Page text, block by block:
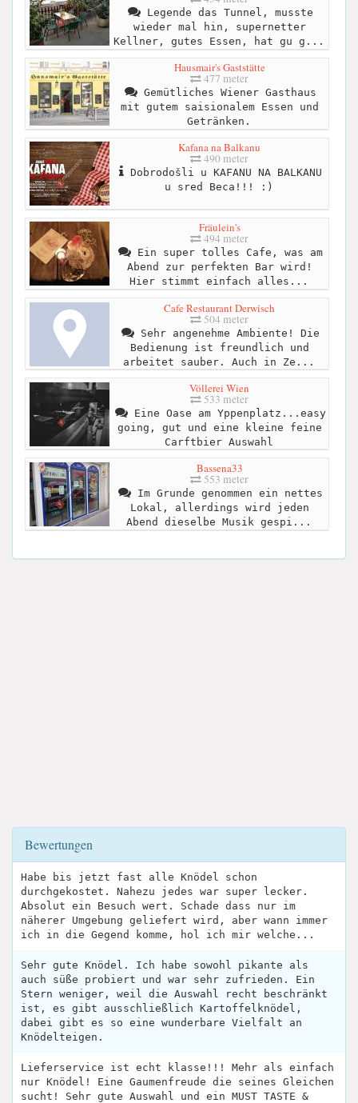
Legende das Tunnel, musste
wieder mal hin, supernetter
Kellner, gutes Essen, hat gu g...
Hausmair's Gaststätte
477 meter
Gemütliches Wiener Gasthaus
mit gutem saisionalem Essen und
Getränken.
Kafana na Balkanu
490 meter
Dobrodošli u KAFANU NA BALKANU
u sred Beca!!! :)
Fräulein's
494 meter
Ein super tolles Cafe, was am
Abend zur perfekten Bar wird!
Hier stimmt einfach alles...
Cafe Restaurant Derwisch
504 meter
Sehr angenehme Ambiente! Die
Bedienung ist freundlich und
arbeitet sauber. Auch in Ze...
Völlerei Wien
533 meter
Eine Oase am Yppenplatz...easy
going, gut und eine kleine feine
Carftbier Auswahl
Bassena33
553 meter
Im Grunde genommen ein nettes
Lokal, allerdings wird jeden
Abend dieselbe Musik gespi...
Bewertungen
Habe bis jetzt fast alle Knödel schon
durchgekostet. Nahezu jedes war super lecker.
Absolut ein Besuch wert. Schade dass nur im
näherer Umgebung geliefert wird, aber wann immer
ich in die Gegend komme, hol ich mir welche...
Sehr gute Knödel. Ich habe sowohl pikante als
auch süße probiert und war sehr zufrieden. Ein
Stern weniger, weil die Auswahl recht beschränkt
ist, es gibt ausschließlich Kartoffelknödel,
dabei gibt es so eine wunderbare Vielfalt an
Knödelteigen.
Lieferservice ist echt klasse!!! Mehr als einfach
nur Knödel! Eine Gaumenfreude die seines Gleichen
sucht! Sehr gute Auswahl und ein MUST TASTE &